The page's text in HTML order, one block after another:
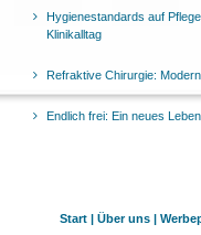
Hygienestandards auf
Klinikalltag
Refraktive Chirurgie:
Endlich frei: Ein neues
Start | Über uns |